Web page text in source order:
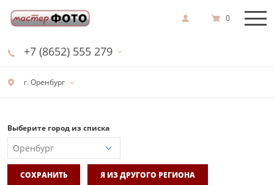
г. Оренбург
+7 (8652) 555 279
0
Выберите город из списка
СОХРАНИТЬ Я ИЗ ДРУГОГО РЕГИОНА